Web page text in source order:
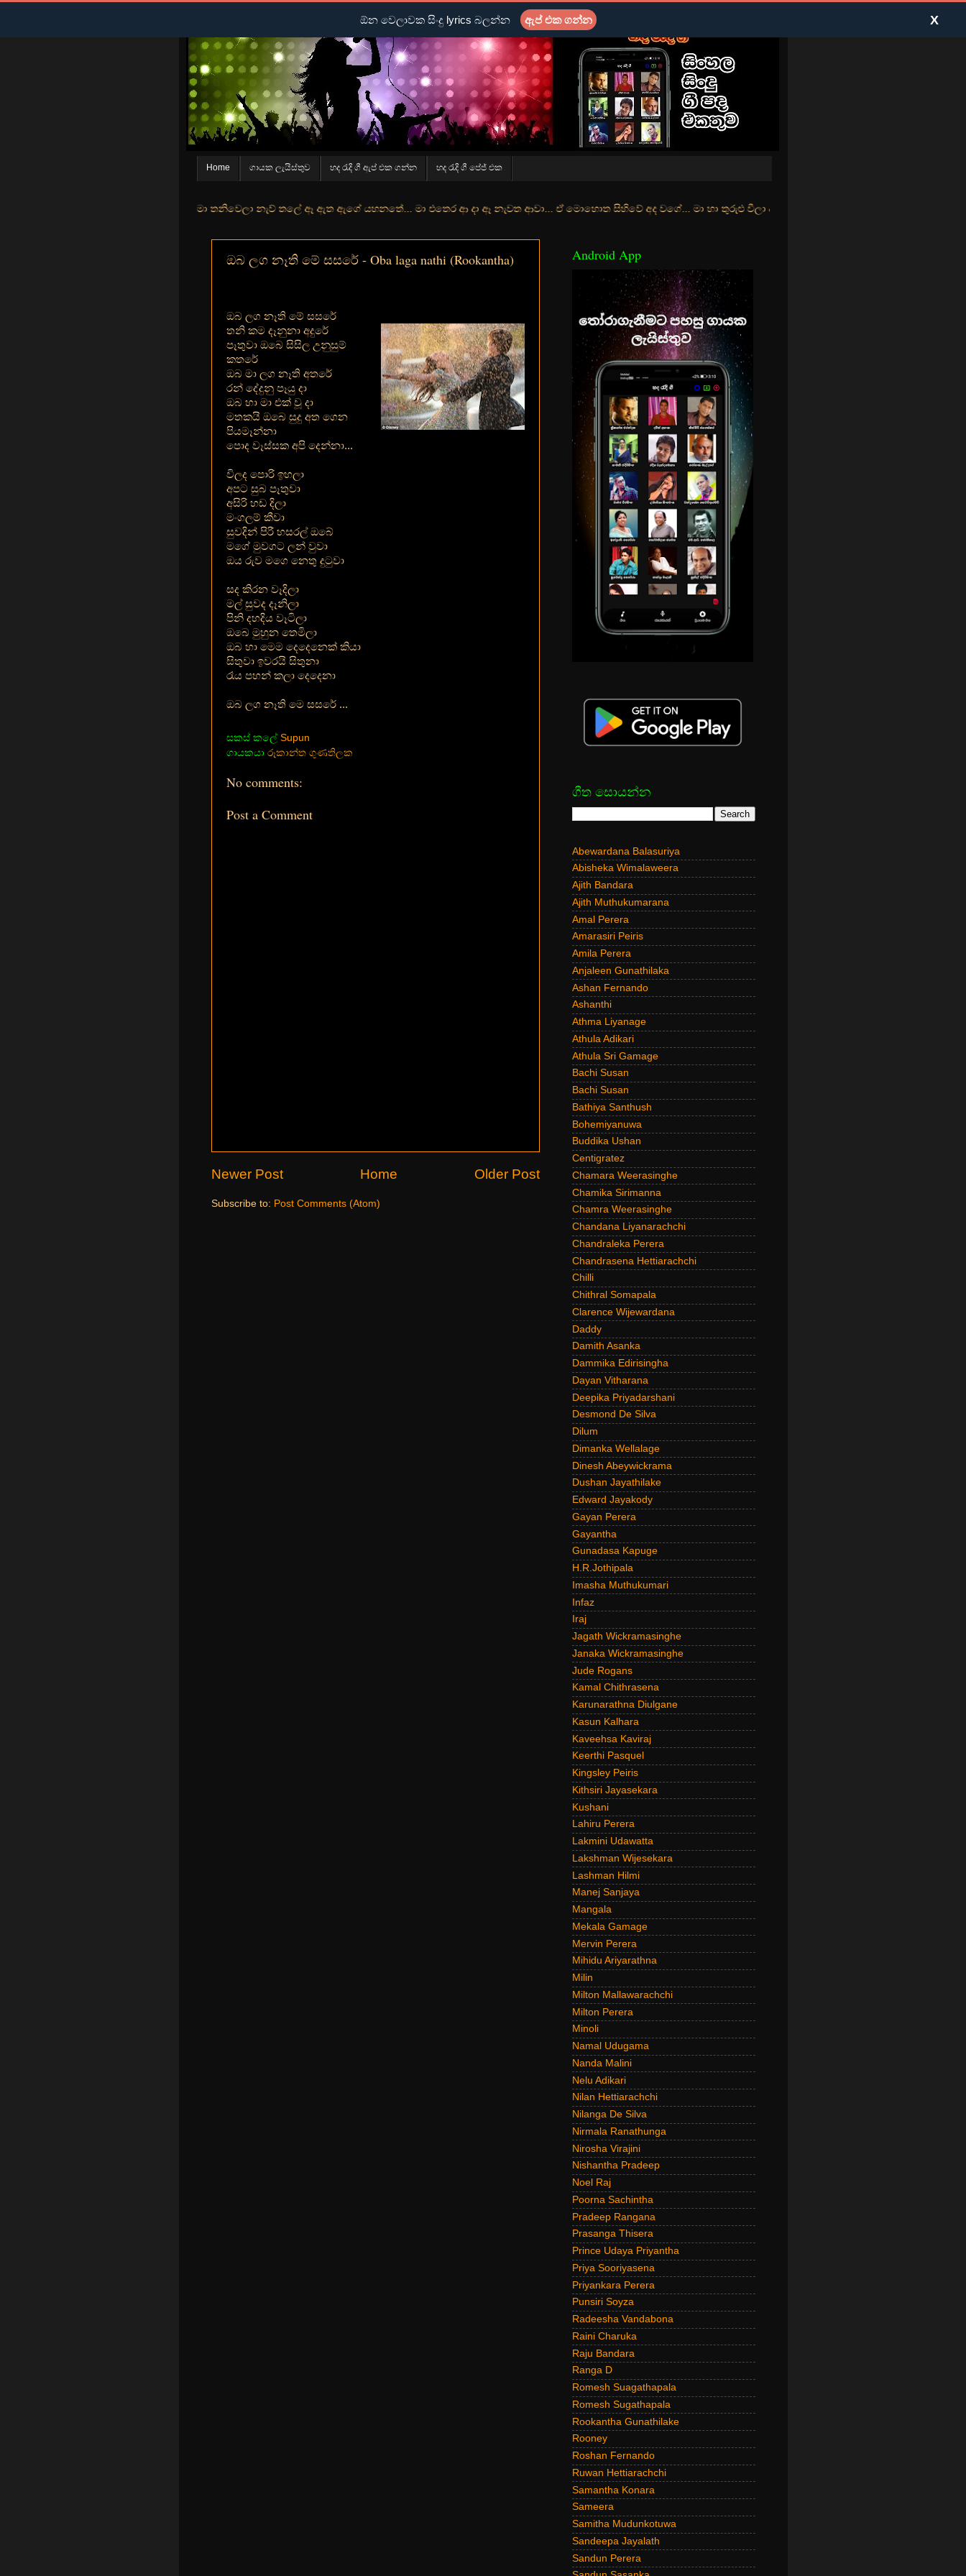
Home ගායක ලැයිස්තුව හද රැදි ගී ඇප් එක ගන්න හද රැදි ගී පේජ් එක
මුහුදු තීරේ ගල් මල් පිපුන යායේ මා තනිවෙලා නැව් තලේ ඈ ඇත ඇගේ යහනතේ... මා එතෙර ආ දා ඈ නැවත ආවා... ඒ මොහොත සිහිවේ අද වගේ... මා හා තුරුළු වීලා දෑසේ කදුළු බීලා රහසේ සුසුම් ලෑ හඩ ඇසේ... නිල්වන්
ඔබ ලග නෑති මේ සසරේ - Oba laga nathi (Rookantha)
ඔබ ලග නෑති මේ සසරේ
තනි කම දෑනුනා අදුරේ
පෑතුවා ඔබෙ සිසිල උනුසුම්
කතරේ
ඔබ මා ලග නෑති අතරේ
රන් දේදුනු පෑයු දා
ඔබ හා මා එක් වූ දා
මතකයි ඔබෙ සුදු අත ගෙන
පියමෑන්නා
පොද වෑස්සක අපි දෙන්නා...
විලද පොරි ඉහලා
අපට සුබ පෑතුවා
අසිරි හඩ දිලා
මංගලම් කීවා
සුවදින් පිරී හසරල් ඔබේ
මගේ මුවගට ලන් වුවා
ඔය රුව මගෙ නෙතු දුටුවා
සද කිරන වෑදිලා
මල් සුවද දෑනිලා
පිනි දහදිය වෑටිලා
ඔබෙ මුහුන තෙමිලා
ඔබ හා මෙම දෙදෙනෙක් කියා
සිතුවා ඉවරයි සිතුනා
රෑය පහන් කලා දෙදෙනා
ඔබ ලග නෑති මෙ සසරේ ...
සකස් කලේ Supun
ගායකයා රූකාන්ත ගුණතිලක
No comments:
Post a Comment
Newer Post Older Post
Home
Subscribe to: Post Comments (Atom)
Android App
ගීත සොයන්න
Abewardana Balasuriya
Abisheka Wimalaweera
Ajith Bandara
Ajith Muthukumarana
Amal Perera
Amarasiri Peiris
Amila Perera
Anjaleen Gunathilaka
Ashan Fernando
Ashanthi
Athma Liyanage
Athula Adikari
Athula Sri Gamage
Bachi Susan
Bachi Susan
Bathiya Santhush
Bohemiyanuwa
Buddika Ushan
Centigratez
Chamara Weerasinghe
Chamika Sirimanna
Chamra Weerasinghe
Chandana Liyanarachchi
Chandraleka Perera
Chandrasena Hettiarachchi
Chilli
Chithral Somapala
Clarence Wijewardana
Daddy
Damith Asanka
Dammika Edirisingha
Dayan Vitharana
Deepika Priyadarshani
Desmond De Silva
Dilum
Dimanka Wellalage
Dinesh Abeywickrama
Dushan Jayathilake
Edward Jayakody
Gayan Perera
Gayantha
Gunadasa Kapuge
H.R.Jothipala
Imasha Muthukumari
Infaz
Iraj
Jagath Wickramasinghe
Janaka Wickramasinghe
Jude Rogans
Kamal Chithrasena
Karunarathna Diulgane
Kasun Kalhara
Kaveehsa Kaviraj
Keerthi Pasquel
Kingsley Peiris
Kithsiri Jayasekara
Kushani
Lahiru Perera
Lakmini Udawatta
Lakshman Wijesekara
Lashman Hilmi
Manej Sanjaya
Mangala
Mekala Gamage
Mervin Perera
Mihidu Ariyarathna
Milin
Milton Mallawarachchi
Milton Perera
Minoli
Namal Udugama
Nanda Malini
Nelu Adikari
Nilan Hettiarachchi
Nilanga De Silva
Nirmala Ranathunga
Nirosha Virajini
Nishantha Pradeep
Noel Raj
Poorna Sachintha
Pradeep Rangana
Prasanga Thisera
Prince Udaya Priyantha
Priya Sooriyasena
Priyankara Perera
Punsiri Soyza
Radeesha Vandabona
Raini Charuka
Raju Bandara
Ranga D
Romesh Suagathapala
Romesh Sugathapala
Rookantha Gunathilake
Rooney
Roshan Fernando
Ruwan Hettiarachchi
Samantha Konara
Sameera
Samitha Mudunkotuwa
Sandeepa Jayalath
Sandun Perera
ඕන වෙලාවක සිංදු lyrics බලන්න ඇප් එක ගන්න X